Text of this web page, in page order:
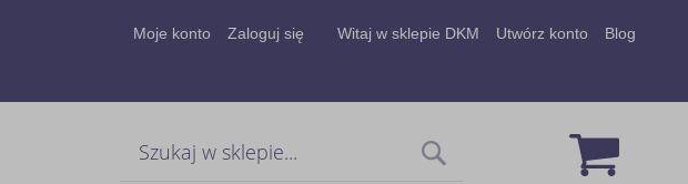
Moje konto Zaloguj się Witaj w sklepie DKM Utwórz konto Blog
Mój